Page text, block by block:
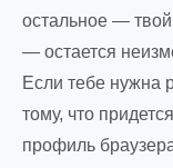
остальное —
— остается
Если тебе нужна
тому, что
профиль